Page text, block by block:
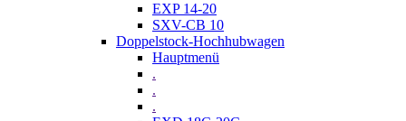
EXP 14-20
SXV-CB 10
Doppelstock-Hochhubwagen
Hauptmenü
.
.
.